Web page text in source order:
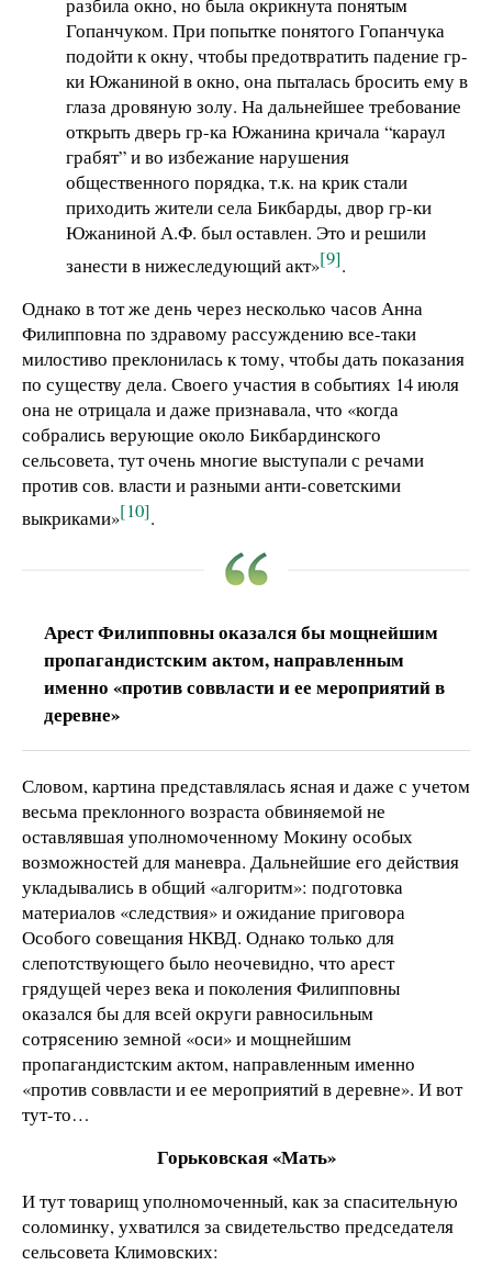
Гопанчуком. При попытке понятого Гопанчука
подойти к окну, чтобы предотвратить падение гр-
ки Южаниной в окно, она пыталась бросить ему в
глаза дровяную золу. На дальнейшее требование
открыть дверь гр-ка Южанина кричала “караул
грабят” и во избежание нарушения
общественного порядка, т.к. на крик стали
приходить жители села Бикбарды, двор гр-ки
Южаниной А.Ф. был оставлен. Это и решили
занести в нижеследующий акт»[9].
Однако в тот же день через несколько часов Анна
Филипповна по здравому рассуждению все-таки
милостиво преклонилась к тому, чтобы дать показания
по существу дела. Своего участия в событиях 14 июля
она не отрицала и даже признавала, что «когда
собрались верующие около Бикбардинского
сельсовета, тут очень многие выступали с речами
против сов. власти и разными анти-советскими
выкриками»[10].
Арест Филипповны оказался бы мощнейшим
пропагандистским актом, направленным
именно «против соввласти и ее мероприятий в
деревне»
Словом, картина представлялась ясная и даже с учетом
весьма преклонного возраста обвиняемой не
оставлявшая уполномоченному Мокину особых
возможностей для маневра. Дальнейшие его действия
укладывались в общий «алгоритм»: подготовка
материалов «следствия» и ожидание приговора
Особого совещания НКВД. Однако только для
слепотствующего было неочевидно, что арест
грядущей через века и поколения Филипповны
оказался бы для всей округи равносильным
сотрясению земной «оси» и мощнейшим
пропагандистским актом, направленным именно
«против соввласти и ее мероприятий в деревне». И вот
тут-то…
Горьковская «Мать»
И тут товарищ уполномоченный, как за спасительную
соломинку, ухватился за свидетельство председателя
сельсовета Климовских: